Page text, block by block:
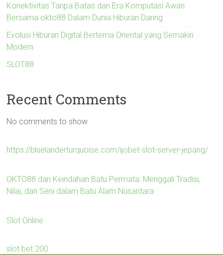
Konektivitas Tanpa Batas dan Era Komputasi Awan
Bersama okto88 Dalam Dunia Hiburan Daring
Evolusi Hiburan Digital Bertema Oriental yang Semakin
Modern
SLOT88
Recent Comments
No comments to show.
https://bluelanderturquoise.com/ijobet-slot-server-jepang/
OKTO88 dan Keindahan Batu Permata: Menggali Tradisi,
Nilai, dan Seni dalam Batu Alam Nusantara
Slot Online
slot bet 200